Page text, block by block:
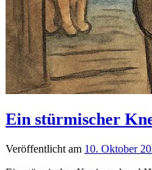
Ein stürmischer
Veröffentlicht am 10. Oktober